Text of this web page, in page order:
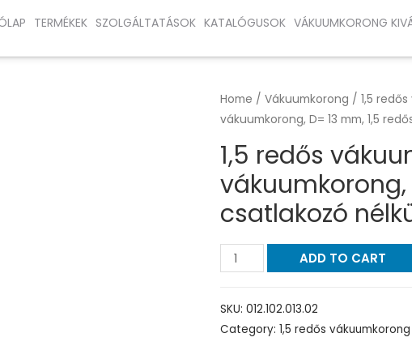
TERMÉKEK SZOLGÁLTATÁSOK KATALÓGUSOK VÁKUUMKORONG
Home / Vákuumkorong / 1,5
vákuumkorong, D= 13 mm, 1,5
1,5 redős
vákuumkorong,
csatlakozó
ADD TO CART
SKU: 012.102.013.02
Category: 1,5 redős vákuumkorong